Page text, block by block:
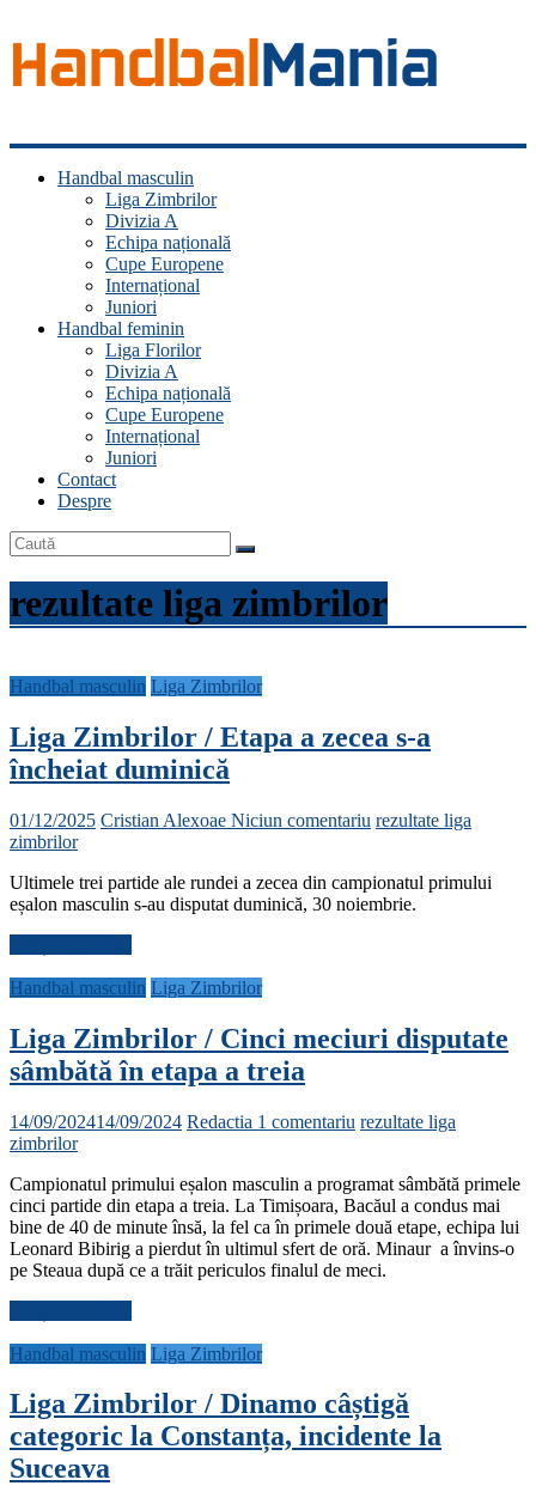
Handbal
ManiaHandbal masculin
Liga Zimbrilor
Divizia A
Echipa națională
Cupe Europene
Internațional
Juniori
Handbal feminin
Liga Florilor
Divizia A
Echipa națională
Cupe Europene
Internațional
Juniori
Contact
Despre
rezultate liga zimbrilor
Handbal masculin Liga Zimbrilor
Liga Zimbrilor / Etapa a zecea s-a
încheiat duminică
01/12/2025 Cristian Alexoae Niciun comentariu rezultate liga
zimbrilor
Ultimele trei partide ale rundei a zecea din campionatul primului
eșalon masculin s-au disputat duminică, 30 noiembrie.
Handbal masculin Liga Zimbrilor
Liga Zimbrilor / Cinci meciuri disputate
sâmbătă în etapa a treia
14/09/202414/09/2024 Redactia 1 comentariu rezultate liga
zimbrilor
Campionatul primului eșalon masculin a programat sâmbătă primele
cinci partide din etapa a treia. La Timișoara, Bacăul a condus mai
bine de 40 de minute însă, la fel ca în primele două etape, echipa lui
Leonard Bibirig a pierdut în ultimul sfert de oră. Minaur a învins-o
pe Steaua după ce a trăit periculos finalul de meci.
Handbal masculin Liga Zimbrilor
Liga Zimbrilor / Dinamo câștigă
categoric la Constanța, incidente la
Suceava